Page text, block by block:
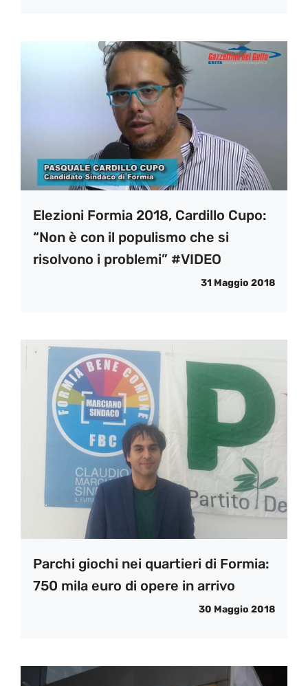
Elezioni Formia 2018, Cardillo Cupo:
“Non è con il populismo che si
risolvono i problemi” #VIDEO
31 Maggio 2018
Parchi giochi nei quartieri di Formia:
750 mila euro di opere in arrivo
30 Maggio 2018